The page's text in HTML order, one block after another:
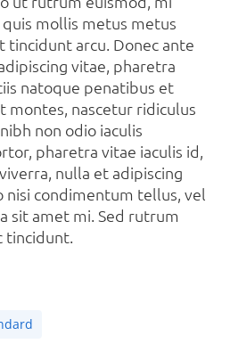
mollis metus metus
tincidunt arcu. Donec ante
vitae, pharetra
natoque penatibus et
montes, nascetur ridiculus
non odio iaculis
pharetra vitae iaculis id,
nulla et adipiscing
condimentum tellus, vel
sit amet mi. Sed rutrum
tincidunt.